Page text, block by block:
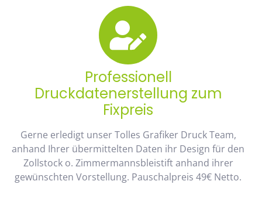
Professionell
Druckdatenerstellung zum
Fixpreis
Gerne erledigt unser Tolles Grafiker Druck Team,
anhand Ihrer übermittelten Daten ihr Design für den
Zollstock o. Zimmermannsbleistift anhand ihrer
gewünschten Vorstellung. Pauschalpreis 49€ Netto.